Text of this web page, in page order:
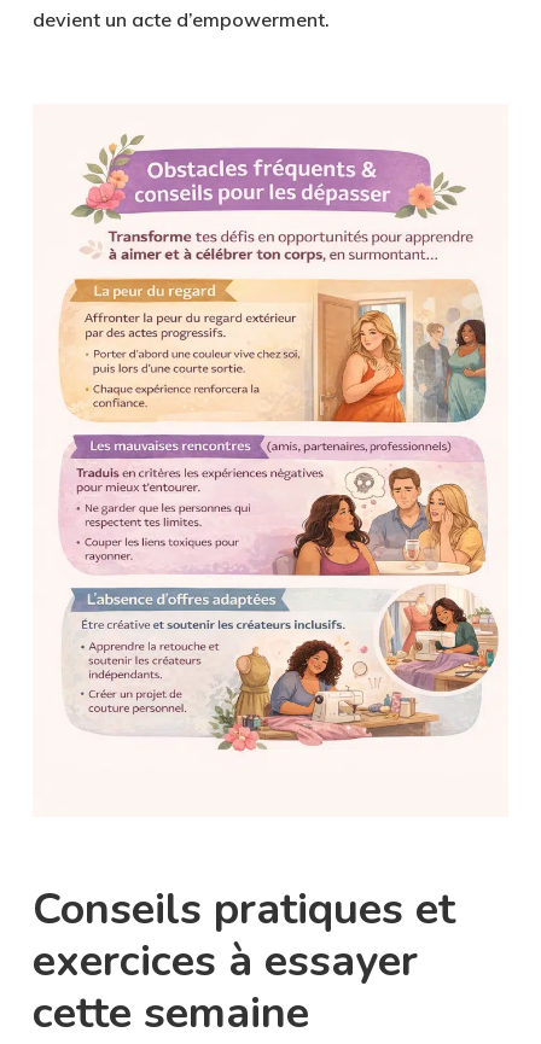
devient un acte d’empowerment.
Conseils pratiques et
exercices à essayer
cette semaine